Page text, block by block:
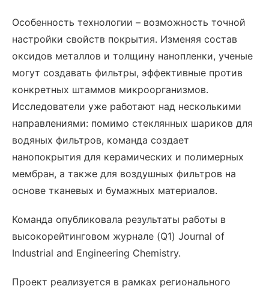
Особенность технологии – возможность точной
настройки свойств покрытия. Изменяя состав
оксидов металлов и толщину нанопленки, ученые
могут создавать фильтры, эффективные против
конкретных штаммов микроорганизмов.
Исследователи уже работают над несколькими
направлениями: помимо стеклянных шариков для
водяных фильтров, команда создает
нанопокрытия для керамических и полимерных
мембран, а также для воздушных фильтров на
основе тканевых и бумажных материалов.
Команда опубликовала результаты работы в
высокорейтинговом журнале (Q1) Journal of
Industrial and Engineering Chemistry.
Проект реализуется в рамках регионального